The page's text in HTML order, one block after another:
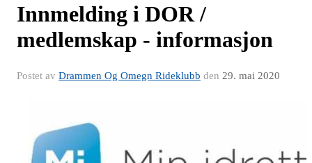
Innmelding i DOR /
medlemskap - informasjon
Postet av Drammen Og Omegn Rideklubb den 29. mai 2020